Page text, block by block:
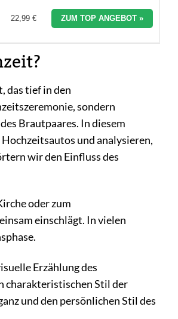
22,99 € ZUM TOP ANGEBOT »
das tief in den
sondern
Brautpaares. In diesem
und analysieren,
wir den Einfluss des
oder zum
einschlägt. In vielen
Erzählung des
charakteristischen Stil der
und den persönlichen Stil des